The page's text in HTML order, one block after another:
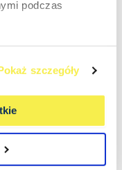
podczas
szczegóły
prowizję zależnie
Można
w ofercie.
oraz jej progów